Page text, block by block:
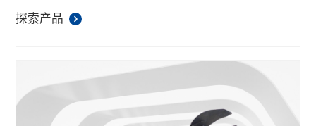
探索产品